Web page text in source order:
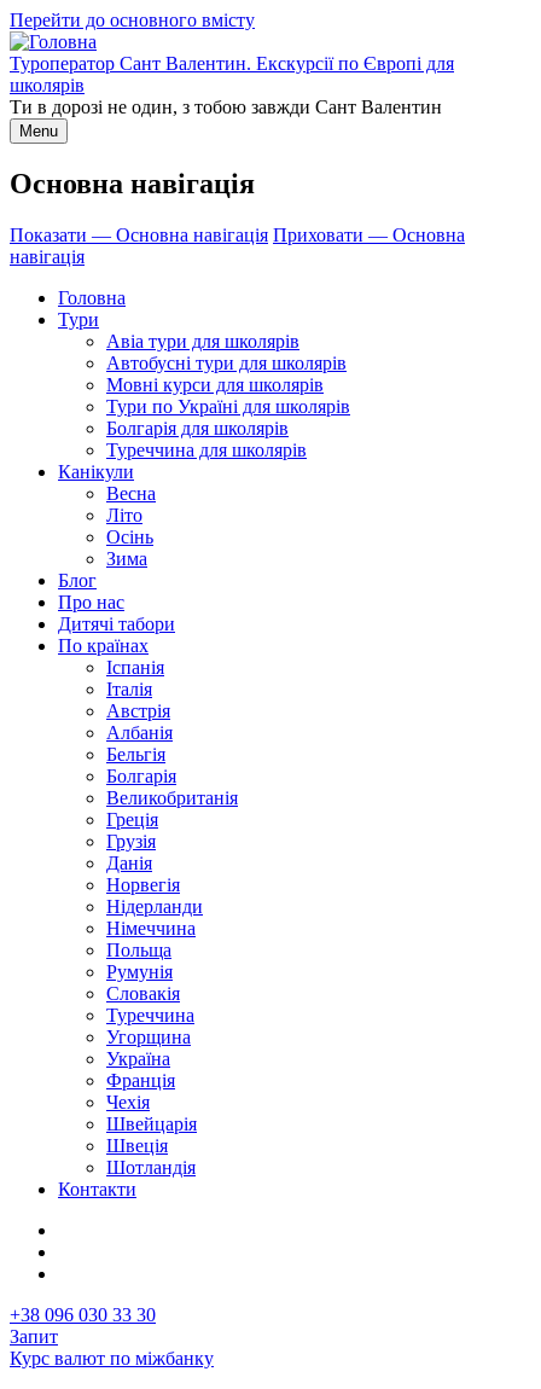
Перейти до основного вмісту
Туроператор Сант Валентин. Екскурсії по Європі для
школярів
Ти в дорозі не один, з тобою завжди Сант Валентин
Menu
Основна навігація
Показати — Основна навігація Приховати — Основна
навігація
Головна
Тури
Авіа тури для школярів
Автобусні тури для школярів
Мовні курси для школярів
Тури по Україні для школярів
Болгарія для школярів
Туреччина для школярів
Канікули
Весна
Літо
Осінь
Зима
Блог
Про нас
Дитячі табори
По країнах
Іспанія
Італія
Австрія
Албанія
Бельгія
Болгарія
Великобританія
Греція
Грузія
Данія
Норвегія
Нідерланди
Німеччина
Польща
Румунія
Словакія
Туреччина
Угорщина
Україна
Франція
Чехія
Швейцарія
Швеція
Шотландія
Контакти
+38 096 030 33 30
Запит
Курс валют по міжбанку